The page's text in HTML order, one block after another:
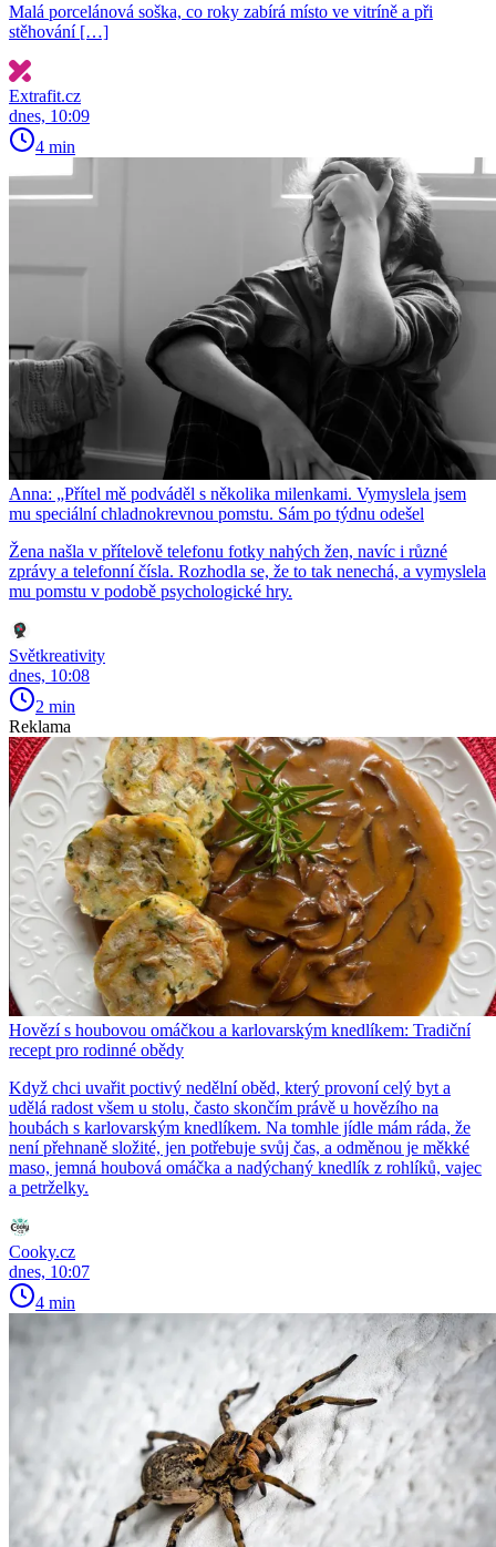
Malá porcelánová soška, co roky zabírá místo ve vitríně a při
stěhování […]
Extrafit.cz
dnes, 10:09
4 min
Anna: „Přítel mě podváděl s několika milenkami. Vymyslela jsem
mu speciální chladnokrevnou pomstu. Sám po týdnu odešel
Žena našla v přítelově telefonu fotky nahých žen, navíc i různé
zprávy a telefonní čísla. Rozhodla se, že to tak nenechá, a vymyslela
mu pomstu v podobě psychologické hry.
Světkreativity
dnes, 10:08
2 min
Reklama
Hovězí s houbovou omáčkou a karlovarským knedlíkem: Tradiční
recept pro rodinné obědy
Když chci uvařit poctivý nedělní oběd, který provoní celý byt a
udělá radost všem u stolu, často skončím právě u hovězího na
houbách s karlovarským knedlíkem. Na tomhle jídle mám ráda, že
není přehnaně složité, jen potřebuje svůj čas, a odměnou je měkké
maso, jemná houbová omáčka a nadýchaný knedlík z rohlíků, vajec
a petrželky.
Cooky.cz
dnes, 10:07
4 min